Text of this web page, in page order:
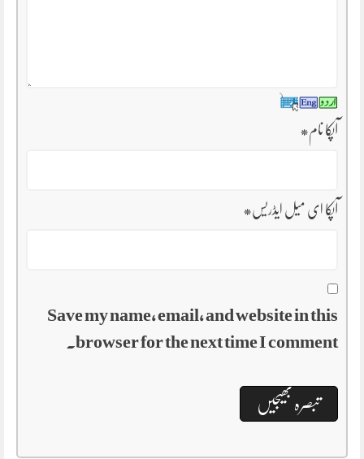
آپکا نام*
آپکا ای میل ایڈریس*
Save my name, email, and website in this
browser for the next time I comment.